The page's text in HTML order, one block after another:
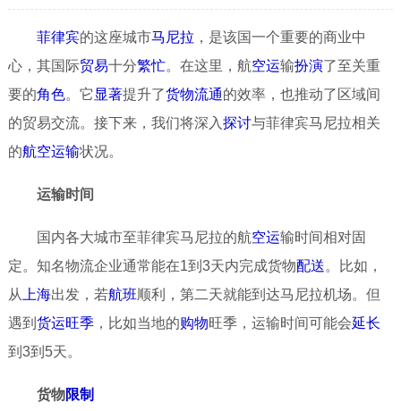
菲律宾的这座城市马尼拉 ，是该国一个重要的商业中
心，其国际贸易十分繁忙。在这里，航空运输扮演了至关重
要的角色。它 显著提升了货物流通的效率，也推动了区域间
的贸易交流。接下来，我们将深入探讨与菲律宾马尼拉相关
的航空运输状况。
运输时间
国内各大城市至菲律宾马尼拉的航空运输时间相对固
定。知名物流企业通常能在1到3天内完成货物配送。比如，
从 上海出发，若航班顺利，第二天就能到达马尼拉机场。但
遇到 货运旺季，比如当地的购物旺季，运输时间可能会延长
到3到5天。
货物限制